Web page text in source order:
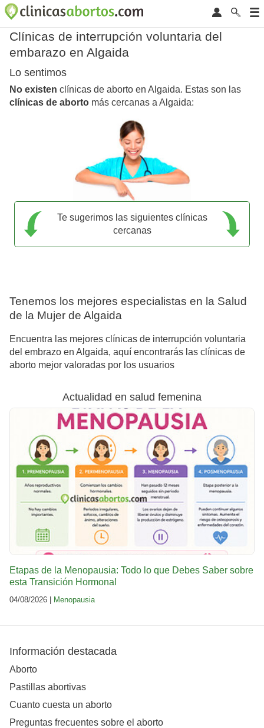
Clínicas de interrupción voluntaria del
embarazo en Algaida
Lo sentimos
No existen clínicas de aborto en Algaida. Estas son las
clínicas de aborto más cercanas a Algaida:
Te sugerimos las siguientes clínicas
cercanas
Tenemos los mejores especialistas en la Salud
de la Mujer de Algaida
Encuentra las mejores clínicas de interrupción voluntaria
del embrazo en Algaida, aquí encontrarás las clínicas de
aborto mejor valoradas por los usuarios
Actualidad en salud femenina
Etapas de la Menopausia: Todo lo que Debes Saber sobre
esta Transición Hormonal
04/08/2026 | Menopausia
Información destacada
Aborto
Pastillas abortivas
Cuanto cuesta un aborto
Preguntas frecuentes sobre el aborto